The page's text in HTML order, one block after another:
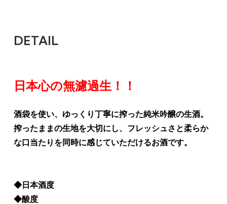
DETAIL
日本心の無濾過生！！
酒袋を使い、ゆっくり丁寧に搾った純米吟醸の生酒。
搾ったままの生地を大切にし、フレッシュさと柔らか
な口当たりを同時に感じていただけるお酒です。
◆日本酒度
◆酸度